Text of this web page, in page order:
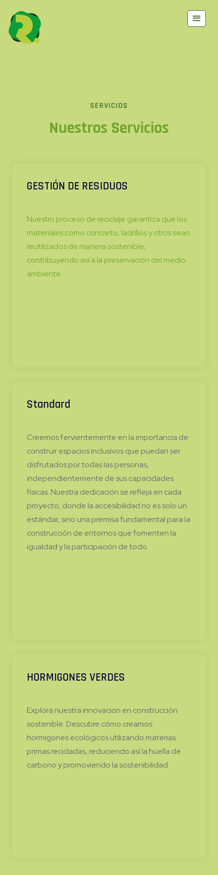
SERVICIOS
Nuestros Servicios
GESTIÓN DE RESIDUOS
Nuestro proceso de reciclaje garantiza que los
materiales como concreto, ladrillos y otros sean
reutilizados de manera sostenible,
contribuyendo así a la preservación del medio
ambiente.
Standard
Creemos fervientemente en la importancia de
construir espacios inclusivos que puedan ser
disfrutados por todas las personas,
independientemente de sus capacidades
físicas. Nuestra dedicación se refleja en cada
proyecto, donde la accesibilidad no es solo un
estándar, sino una premisa fundamental para la
construcción de entornos que fomenten la
igualdad y la participación de todo.
HORMIGONES VERDES
Explora nuestra innovación en construcción
sostenible. Descubre cómo creamos
hormigones ecológicos utilizando materias
primas recicladas, reduciendo así la huella de
carbono y promoviendo la sostenibilidad.